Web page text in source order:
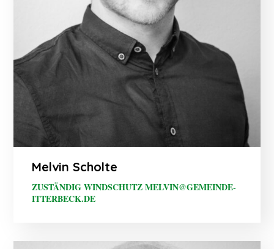
Melvin Scholte
ZUSTÄNDIG WINDSCHUTZ MELVIN@GEMEINDE-
ITTERBECK.DE